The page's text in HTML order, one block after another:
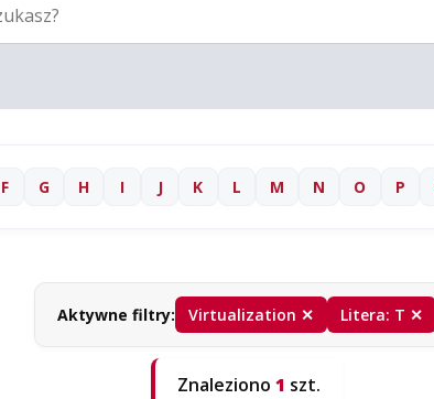
F G H I J K L M N O P
Aktywne filtry: Virtualization ✕ Litera: T ✕
Znaleziono 1 szt.